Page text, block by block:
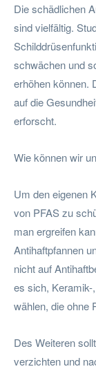
Die schädlichen
sind vielfältig.
schwächen und
erhöhen können.
auf die
erforscht.
Wie können wir
Um den eigenen
von PFAS zu
man ergreifen
Antihaftpfannen
nicht auf
es sich,
wählen, die ohne
Des Weiteren
verzichten und